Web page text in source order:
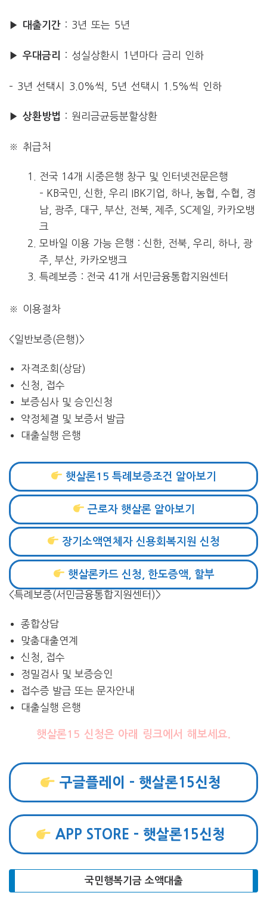
▶ 대출기간 : 3년 또는 5년
▶ 우대금리 : 성실상환시 1년마다 금리 인하
– 3년 선택시 3.0%씩, 5년 선택시 1.5%씩 인하
▶ 상환방법 : 원리금균등분할상환
※ 취급처
전국 14개 시중은행 창구 및 인터넷전문은행
– KB국민, 신한, 우리 IBK기업, 하나, 농협, 수협, 경
남, 광주, 대구, 부산, 전북, 제주, SC제일, 카카오뱅
크
모바일 이용 가능 은행 : 신한, 전북, 우리, 하나, 광
주, 부산, 카카오뱅크
특례보증 : 전국 41개 서민금융통합지원센터
※ 이용절차
<일반보증(은행)>
자격조회(상담)
신청, 접수
보증심사 및 승인신청
약정체결 및 보증서 발급
대출실행 은행
햇살론15 특례보증조건 알아보기
근로자 햇살론 알아보기
장기소액연체자 신용회복지원 신청
햇살론카드 신청, 한도증액, 할부
<특례보증(서민금융통합지원센터)>
종합상담
맞춤대출연계
신청, 접수
정밀검사 및 보증승인
접수증 발급 또는 문자안내
대출실행 은행
햇살론15 신청은 아래 링크에서 해보세요.
구글플레이 – 햇살론15신청
APP STORE – 햇살론15신청
국민행복기금 소액대출